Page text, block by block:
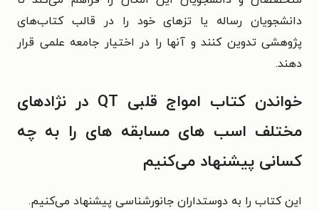
دانشجویان رساله یا تزهای خود را در قالب کتاب‌های
پژوهشی تدوین کنند و آنها را در اختیار جامعه علمی قرار
دهند.
خواندن کتاب امواج قلبی QT در نژادهای
مختلف اسب های مسابقه های را به چه
کسانی پیشنهاد می‌کنیم
این کتاب را به دوستداران جانورشناسی پیشنهاد می‌کنیم.